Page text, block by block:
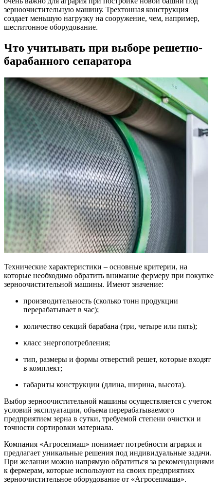
зерноочистительную машину. Трехтонная конструкция
создает меньшую нагрузку на сооружение, чем, например,
шеститонное оборудование.
Что учитывать при выборе решетно-
барабанного сепаратора
Технические характеристики – основные критерии, на
которые необходимо обратить внимание фермеру при покупке
зерноочистительной машины. Имеют значение:
производительность (сколько тонн продукции
перерабатывает в час);
количество секций барабана (три, четыре или пять);
класс энергопотребления;
тип, размеры и формы отверстий решет, которые входят
в комплект;
габариты конструкции (длина, ширина, высота).
Выбор зерноочистительной машины осуществляется с учетом
условий эксплуатации, объема перерабатываемого
предприятием зерна в сутки, требуемой степени очистки и
точности сортировки материала.
Компания «Агросепмаш» понимает потребности агрария и
предлагает уникальные решения под индивидуальные задачи.
При желании можно напрямую обратиться за рекомендациями
к фермерам, которые используют на своих предприятиях
зерноочистительное оборудование от «Агросепмаша».